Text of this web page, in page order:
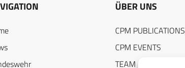
ÜBER UNS
CPM PUBLICATIONS
CPM EVENTS
TEAM